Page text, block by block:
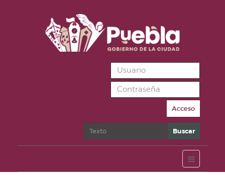
Acceso
Buscar Buscar